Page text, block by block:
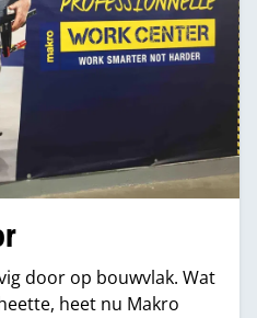
door op bouwvlak. Wat
heet nu Makro